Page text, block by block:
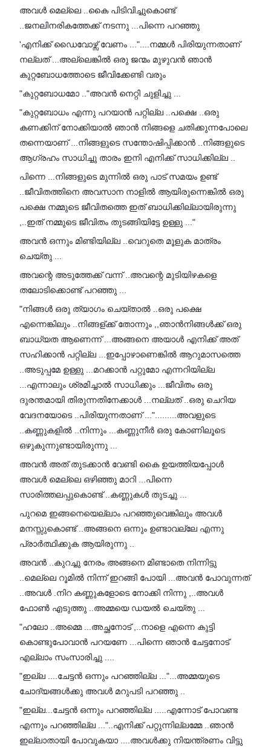
അവൾ മെല്ലെ ..കൈ പിടിവിച്ചുകൊണ്ട്
..ജനലിനരികത്തേക്ക് നടന്നു ...പിന്നെ പറഞ്ഞു
'എനിക്ക് ഡൈവോഴ്സ് വേണം ..."....നമ്മൾ പിരിയുന്നതാണ്
നല്ലത്‌ ...അല്ലെങ്കിൽ ഒരു ജന്മം മുഴുവൻ ഞാൻ
കുറ്റബോധത്തോടെ ജീവിക്കേണ്ടി വരും
"കുറ്റബോധമോ .."അവൻ നെറ്റി ചുളിച്ചു ...
"കുറ്റബോധം എന്നു പറയാൻ പറ്റില്ല ..പക്ഷെ ..ഒരു
കണക്കിന് നോക്കിയാൽ ഞാൻ നിങ്ങളെ ചതിക്കുന്നപോലെ
തന്നെയാണ് ...നിങ്ങളുടെ സന്തോഷിപ്പിക്കാൻ ..നിങ്ങളുടെ
ആഗ്രഹം സാധിച്ചു താരം ഇനി എനിക്ക് സാധിക്കില്ല ..
പിന്നെ ...നിങ്ങളുടെ മുന്നിൽ ഒരു പാട് സമയം ഉണ്ട്
..ജീവിതത്തിനെ അവസാന നാളിൽ ആയിരുന്നെങ്കിൽ ഒരു
പക്ഷെ നമ്മുടെ ജീവിതത്തെ ഇത് ബാധിക്കില്ലായിരുന്നു
,..ഇത് നമ്മുടെ ജീവിതം തുടങ്ങിയിട്ടേ ഉള്ളു ..."
അവൻ ഒന്നും മിണ്ടിയില്ല ..വെറുതെ മൂളുക മാത്രം
ചെയ്തു ...
അവന്റെ അടുത്തേക്ക് വന്ന് ..അവന്റെ മുടിയിഴകളെ
തലോടിക്കൊണ്ട് പറഞ്ഞു ...
"നിങ്ങൾ ഒരു ത്യാഗം ചെയ്താൽ ..ഒരു പക്ഷെ
എന്നെങ്കിലും ..നിങ്ങള്ക്ക് തോന്നും ,,ഞാൻനിങ്ങൾക്ക് ഒരു
ബാധ്യത ആണെന്ന് ...അങ്ങനെ അയാൾ എനിക്ക് അത്
സഹിക്കാൻ പറ്റില്ല ...ഇപ്പോഴാണെങ്കിൽ ആറുമാസത്തെ
..അടുപ്പമേ ഉള്ളു ...മറക്കാൻ പറ്റുമോ എന്നറിയില്ല
...എന്നാലും ശ്രമിച്ചാൽ സാധിക്കും ...ജീവിതം ഒരു
ദുരന്തമായി തിരുന്നതിനേക്കാൾ ...നല്ലത് ..ഒരു ചെറിയ
വേദനയോടെ ..പിരിയുന്നതാണ് ...".........അവളുടെ
..കണ്ണുകളിൽ ..നിന്നും ...കണ്ണുനീർ ഒരു കോണിലൂടെ
ഒഴുകുന്നുണ്ടായിരുന്നു ...
അവൻ അത് തുടക്കാൻ വേണ്ടി കൈ ഉയത്തിയപ്പോൾ
അവൾ മെല്ലെ ഒഴിഞ്ഞു മാറി ...പിന്നെ
സാരിത്തലപ്പുകൊണ്ട് ..കണ്ണുകൾ തുടച്ചു ...
പുറമെ ഇങ്ങനെയെല്ലാം പറഞ്ഞുവെങ്കിലും അവൾ
മനസ്സുകൊണ്ട് ..അങ്ങനെ ഒന്നും ഉണ്ടാവല്ലേ എന്നു
പ്രാർത്ഥിക്കുക ആയിരുന്നു ..
അവൻ ..കുറച്ചു നേരം അങ്ങനെ മിണ്ടാതെ നിന്നിട്ടു
..മെല്ലെ റൂമിൽ നിന്ന് ഇറങ്ങി പോയി ...അവൻ പോവുന്നത്
..അവൾ .നിറ കണ്ണുകളോടെ നോക്കി നിന്നു ,..അവൾ
ഫോൺ എടുത്തു ..അമ്മയെ ഡയൽ ചെയ്തു ...
"ഹലോ ..അമ്മെ ...അച്ഛനോട് ,..നാളെ എന്നെ കുട്ടി
കൊണ്ടുപോവാൻ പറയണേ ...പിന്നെ ഞാൻ ചേട്ടനോട്
എല്ലാം സംസാരിച്ചു ....
"ഇല്ല ....ചേട്ടൻ ഒന്നും പറഞ്ഞില്ല ..."...അമ്മയുടെ
ചോദ്യങ്ങൾക്കു അവൾ മറുപടി പറഞ്ഞു ..
"ഇല്ല...ചേട്ടൻ ഒന്നും പറഞ്ഞില്ല .....എന്നോട് പോവണ്ട
എന്നും പറഞ്ഞില്ല ..."..എനിക്ക് പറ്റുന്നില്ലമ്മേ ..ഞാൻ
ഇല്ലാതായി പോവുകയാ ....അവൾക്കു നിയന്ത്രണം വിട്ടു